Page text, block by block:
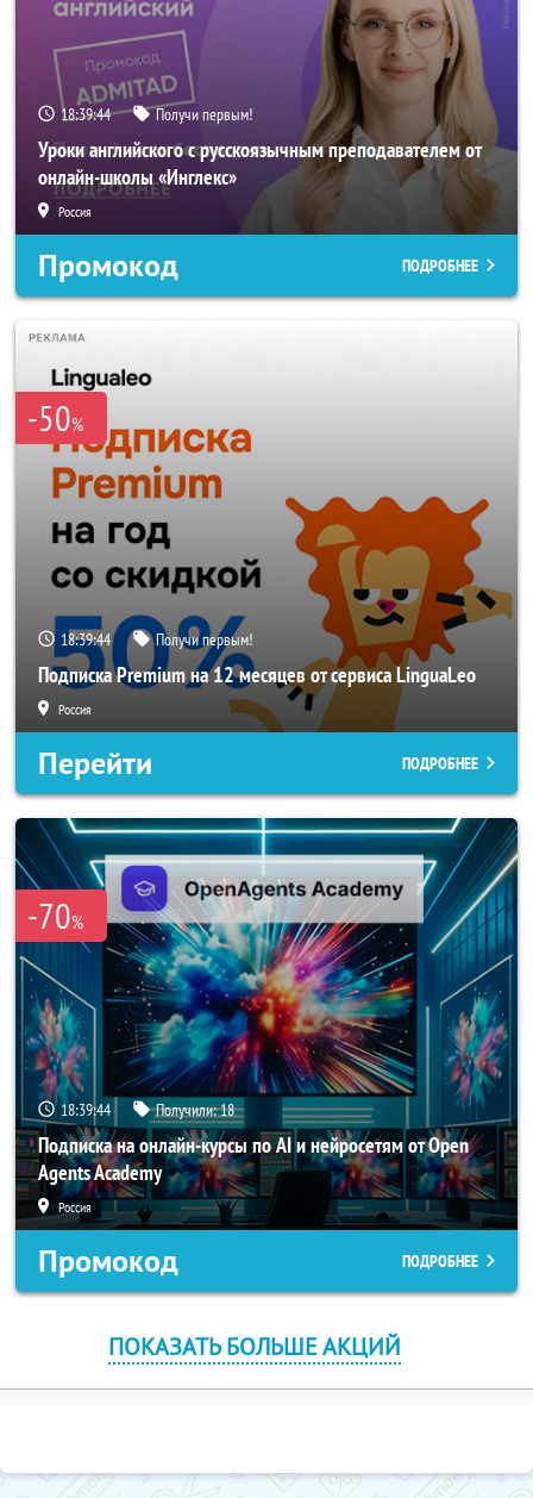
18:39:43 Получи первым!
Уроки английского с русскоязычным преподавателем от
онлайн-школы «Инглекс»
Россия
Промокод ПОДРОБНЕЕ
-50%
18:39:43 Получи первым!
Подписка Premium на 12 месяцев от сервиса LinguaLeo
Россия
Перейти ПОДРОБНЕЕ
-70%
18:39:43 Получили:18
Подписка на онлайн-курсы по AI и нейросетям от Open
Agents Academy
Россия
Промокод ПОДРОБНЕЕ
ПОКАЗАТЬ БОЛЬШЕ АКЦИЙ